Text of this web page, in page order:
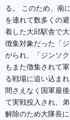
る。 このため、南
を連れて数多くの
着した大邱駅舎で
徴集対象だった「
がられ、「ジンソ
もまた徴集されて
る戦場に追い込ま
間さえなく国軍最
て実戦投入され、
解除のため大隊長